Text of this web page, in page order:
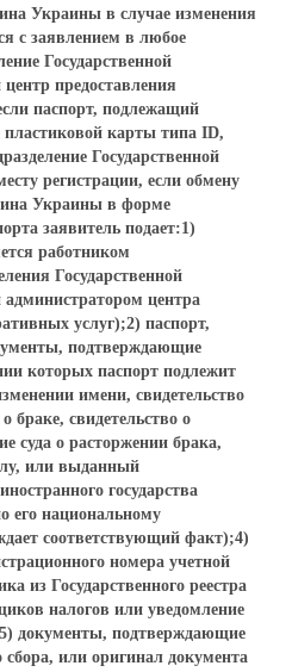
Украины в случае изменения
с заявлением в любое
Государственной
предоставления
паспорт, подлежащий
карты типа ID,
Государственной
регистрации, если обмену
Украины в форме
заявитель подает:1)
работником
Государственной
центра
услуг);2) паспорт,
подтверждающие
которых паспорт подлежит
имени, свидетельство
браке, свидетельство о
суда о расторжении брака,
или выданный
государства
его национальному
соответствующий факт);4)
номера учетной
из Государственного реестра
налогов или уведомление
документы, подтверждающие
или оригинал документа